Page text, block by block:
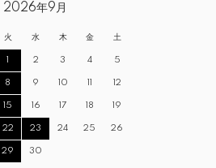
2026年9月
火 水 木 金 土
1 2 3 4 5
8 9 10 11 12
15 16 17 18 19
22 23 24 25 26
29 30